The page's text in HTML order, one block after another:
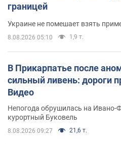
границей
Украине не помешает взять
8.08.2026 05:10 1,9 т.
В Прикарпатье после
сильный ливень: дороги
Видео
Непогода обрушилась на Ивано-
курортный Буковель
8.08.2026 09:27 21,6 т.